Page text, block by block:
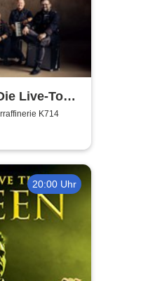
Live-Tour
K714
20:00 Uhr